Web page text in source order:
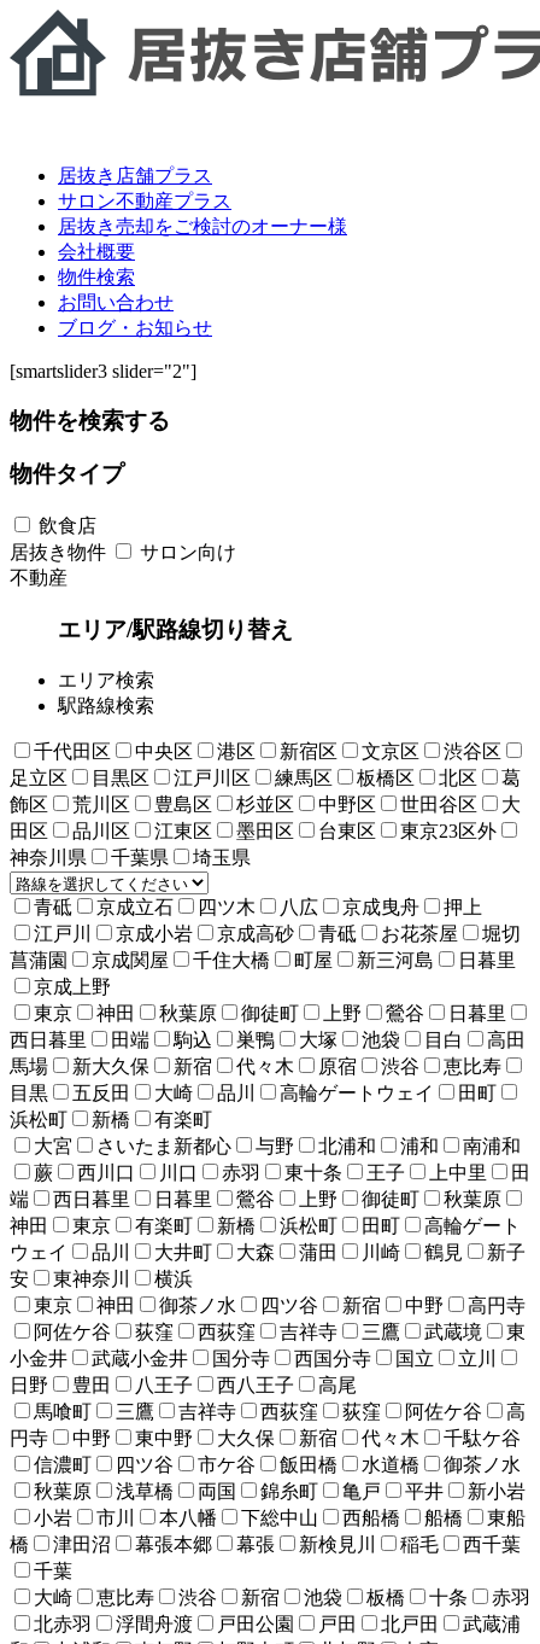
居抜き店舗プラス
サロン不動産プラス
居抜き売却をご検討のオーナー様
会社概要
物件検索
お問い合わせ
ブログ・お知らせ
[smartslider3 slider="2"]
物件を検索する
物件タイプ
飲食店
居抜き物件
サロン向け
不動産
エリア/駅路線切り替え
エリア検索
駅路線検索
千代田区 中央区 港区 新宿区 文京区
渋谷区
足立区
目黒区 江戸川区 練馬区 板橋区 北区
葛
飾区
荒川区 豊島区 杉並区 中野区 世田谷区
大
田区
品川区 江東区 墨田区 台東区
東京23区外
神奈川県
千葉県 埼玉県
青砥 京成立石 四ツ木 八広 京成曳舟
押上
江戸川
京成小岩 京成高砂 青砥 お花茶屋
堀切
菖蒲園
京成関屋 千住大橋 町屋 新三河島
日暮里
京成上野
東京
神田 秋葉原 御徒町 上野 鶯谷
日暮里
西日暮里
田端 駒込 巣鴨 大塚 池袋 目白
高田
馬場
新大久保 新宿 代々木 原宿 渋谷
恵比寿
目黒
五反田 大崎 品川 高輪ゲートウェイ
田町
浜松町
新橋
有楽町
大宮
さいたま新都心 与野 北浦和 浦和
南浦和
蕨
西川口 川口 赤羽 東十条 王子 上中里
田
端
西日暮里 日暮里 鶯谷 上野 御徒町
秋葉原
神田
東京 有楽町 新橋 浜松町 田町
高輪ゲート
ウェイ
品川 大井町 大森 蒲田 川崎 鶴見
新子
安
東神奈川
横浜
東京
神田 御茶ノ水 四ツ谷 新宿 中野
高円寺
阿佐ケ谷
荻窪 西荻窪 吉祥寺 三鷹 武蔵境
東
小金井
武蔵小金井 国分寺 西国分寺 国立
立川
日野
豊田 八王子 西八王子
高尾
馬喰町
三鷹 吉祥寺 西荻窪 荻窪 阿佐ケ谷
高
円寺
中野 東中野 大久保 新宿 代々木
千駄ケ谷
信濃町
四ツ谷 市ケ谷 飯田橋 水道橋
御茶ノ水
秋葉原
浅草橋 両国 錦糸町 亀戸 平井
新小岩
小岩
市川 本八幡 下総中山 西船橋 船橋
東船
橋
津田沼 幕張本郷 幕張 新検見川 稲毛
西千葉
千葉
大崎
恵比寿 渋谷 新宿 池袋 板橋 十条
赤羽
北赤羽
浮間舟渡 戸田公園 戸田 北戸田
武蔵浦